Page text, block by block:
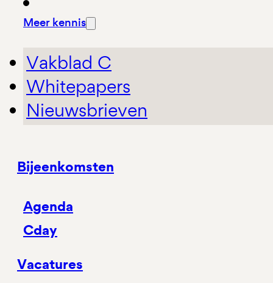
Meer kennis
Vakblad C
Whitepapers
Nieuwsbrieven
Bijeenkomsten
Agenda
Cday
Vacatures